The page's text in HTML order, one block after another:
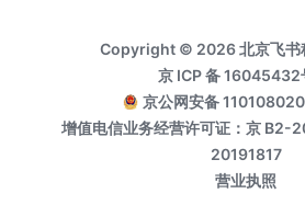
Copyright © 2026 北京飞书
京 ICP 备
京公网安备
增值电信业务经营许可证：京 B2-
20191817
营业执照